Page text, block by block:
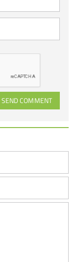
SEND COMMENT